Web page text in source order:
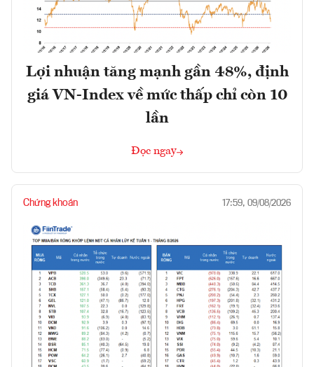
Lợi nhuận tăng mạnh gần 48%, định
giá VN-Index về mức thấp chỉ còn 10
lần
Đọc ngay
Chứng khoán 17:59, 09/08/2026